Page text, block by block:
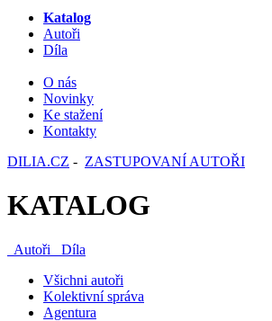
Katalog
Autoři
Díla
O nás
Novinky
Ke stažení
Kontakty
DILIA.CZ - ZASTUPOVANÍ AUTOŘI
KATALOG
Autoři
Díla
Všichni autoři
Kolektivní správa
Agentura